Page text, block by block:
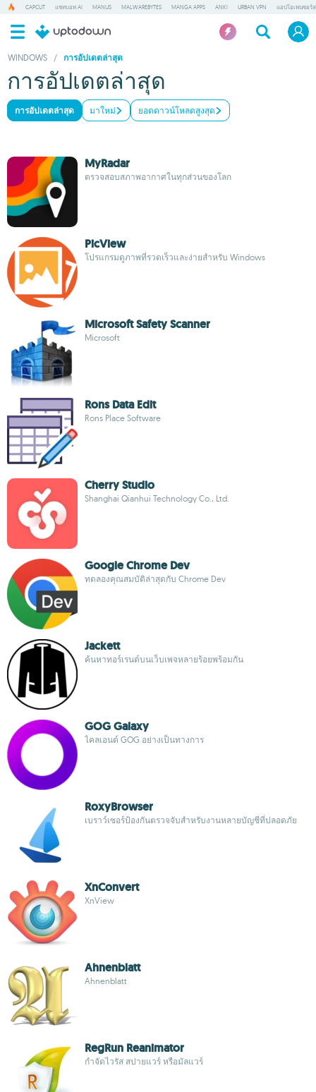
CAPCUT แชทบอท AI MANUS MALWAREBYTES MANGA APPS ANKI URBAN VPN แอปโอเพนซอร์ส
WINDOWS / การอัปเดตล่าสุด
การอัปเดตล่าสุด
การอัปเดตล่าสุด มาใหม่ ยอดดาวน์โหลดสูงสุด
MyRadar
ตรวจสอบสภาพอากาศในทุกส่วนของโลก
PicView
โปรแกรมดูภาพที่รวดเร็วและง่ายสำหรับ Windows
Microsoft Safety Scanner
Microsoft
Rons Data Edit
Rons Place Software
Cherry Studio
Shanghai Qianhui Technology Co., Ltd.
Google Chrome Dev
ทดลองคุณสมบัติล่าสุดกับ Chrome Dev
Jackett
ค้นหาทอร์เรนต์บนเว็บเพจหลายร้อยพร้อมกัน
GOG Galaxy
ไคลเอนต์ GOG อย่างเป็นทางการ
RoxyBrowser
เบราว์เซอร์ป้องกันตรวจจับสำหรับงานหลายบัญชีที่ปลอดภัย
XnConvert
XnView
Ahnenblatt
Ahnenblatt
RegRun Reanimator
กำจัดไวรัส สปายแวร์ หรือมัลแวร์